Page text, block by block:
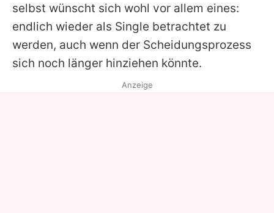
selbst wünscht sich wohl vor allem eines:
endlich wieder als Single betrachtet zu
werden, auch wenn der Scheidungsprozess
sich noch länger hinziehen könnte.
Anzeige